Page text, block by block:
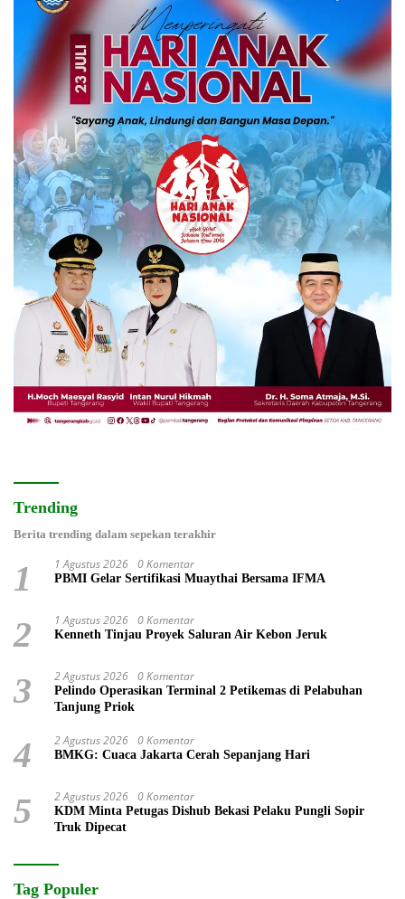
Trending
Berita trending dalam sepekan terakhir
1 1 Agustus 2026 0 Komentar
PBMI Gelar Sertifikasi Muaythai Bersama IFMA
2 1 Agustus 2026 0 Komentar
Kenneth Tinjau Proyek Saluran Air Kebon Jeruk
3 2 Agustus 2026 0 Komentar
Pelindo Operasikan Terminal 2 Petikemas di Pelabuhan
Tanjung Priok
4 2 Agustus 2026 0 Komentar
BMKG: Cuaca Jakarta Cerah Sepanjang Hari
5 2 Agustus 2026 0 Komentar
KDM Minta Petugas Dishub Bekasi Pelaku Pungli Sopir
Truk Dipecat
Tag Populer